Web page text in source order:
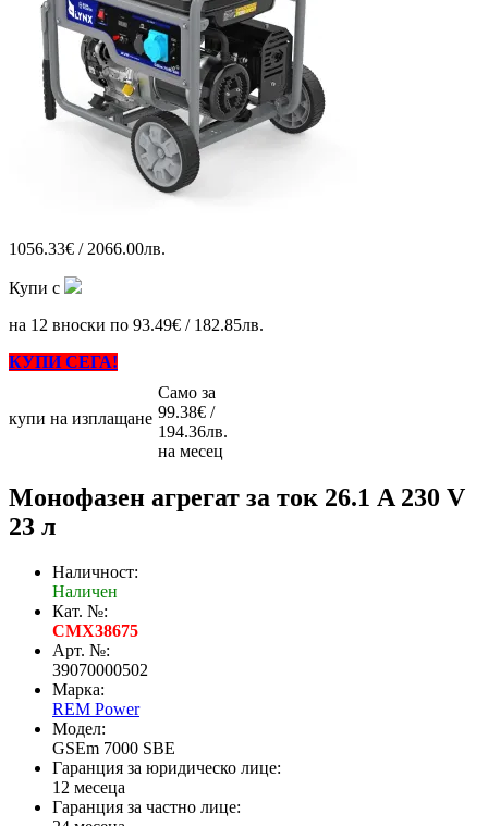
1056.33€ / 2066.00лв.
Купи с
на 12 вноски по 93.49€ / 182.85лв.
КУПИ СЕГА!
купи на изплащане
Само за
99.38€ /
194.36лв.
на месец
Монофазен агрегат за ток 26.1 A 230 V
23 л
Наличност:
Наличен
Кат. №:
CMX38675
Арт. №:
39070000502
Марка:
REM Power
Модел:
GSEm 7000 SBE
Гаранция за юридическо лице:
12 месеца
Гаранция за частно лице: